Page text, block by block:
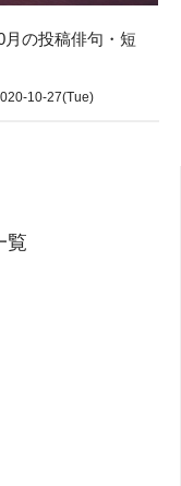
月の投稿俳句・短
10-27(Tue)
覧